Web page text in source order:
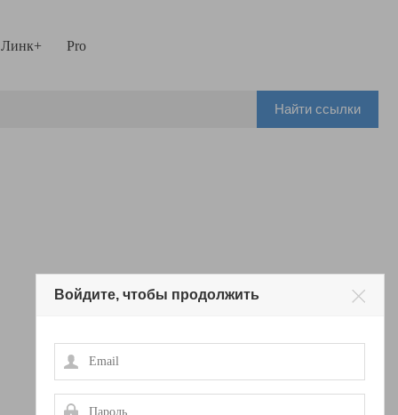
Линк+ Pro
Найти ссылки
Войдите, чтобы продолжить
Email
Пароль